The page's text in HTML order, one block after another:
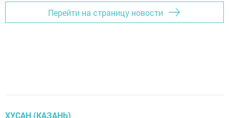
Перейти на страницу новости
ХУСАН (КАЗАНЬ)